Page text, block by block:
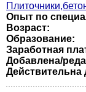
Опыт по
Возраст:
Образование:
Заработная
Добавлена/
Действительна